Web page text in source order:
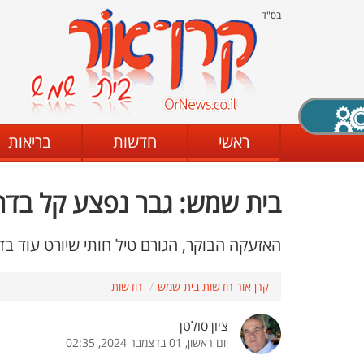
בס"ד
ראשי חדשות בריאות
בית שמש: גבר נפצע קל
האזעקה הבוקר, הגורם טיל חותי שיורט
קרן אור חדשות בית שמש חדשות
ציון סולטן
יום ראשון, 01 בדצמבר 2024, 02:35
X סגירה
מצב שחור - לבן קביעת ניגודיות
גופן קריא הגדלת האתר